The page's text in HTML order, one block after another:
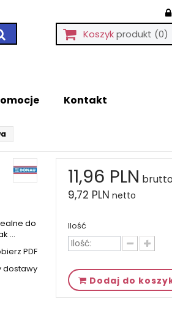
Koszykprodukt (0)
Kontakt
do
...
PDF
dostawy
11,96 PLN
9,72 PLN netto
Ilość
Dodaj do